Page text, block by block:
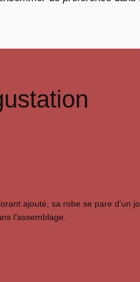
ajouté, sa robe se pare d’un
l’assemblage.